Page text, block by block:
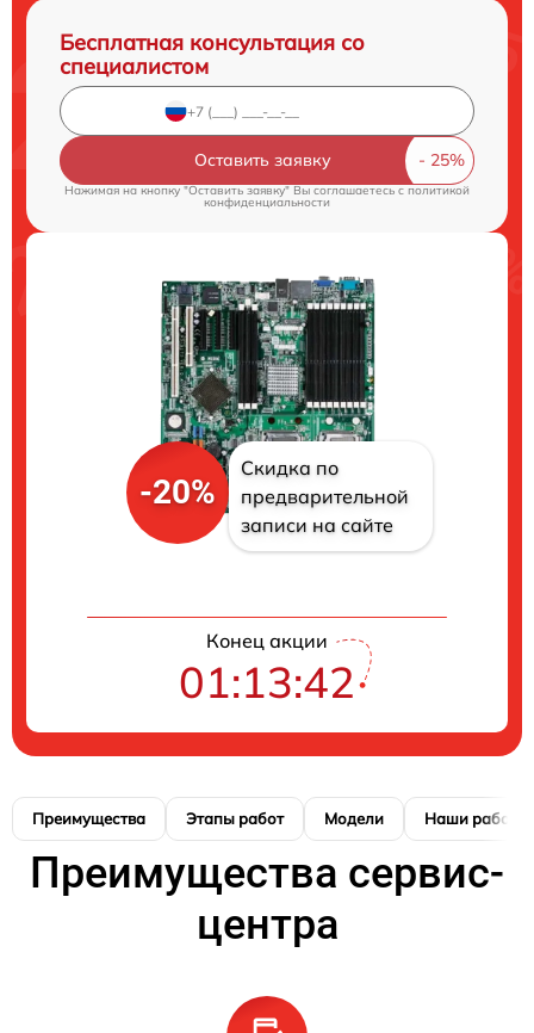
Бесплатная консультация со
специалистом
Оставить заявку
Нажимая на кнопку "Оставить заявку" Вы соглашаетесь cполитикой
конфиденциальности
-20%
Скидка по
предварительной
записи на сайте
Конец акции
01:13:42
Преимущества Этапы работ Модели Наши работы
Преимущества сервис-
центра